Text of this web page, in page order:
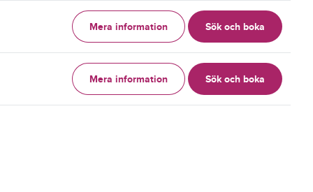
Mera information Sök och boka
Mera information Sök och boka